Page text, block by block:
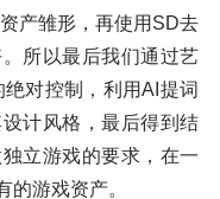
产雏形，再使用SD去
所以最后我们通过艺
对控制，利用AI提词
计风格，最后得到结
立游戏的要求，在一
的游戏资产。